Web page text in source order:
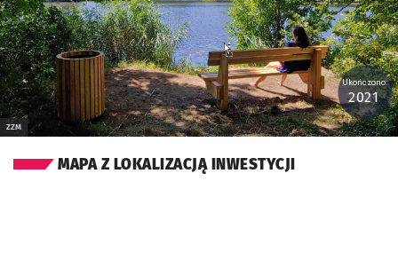
ZZM
Ukończono:
2021
MAPA Z LOKALIZACJĄ INWESTYCJI